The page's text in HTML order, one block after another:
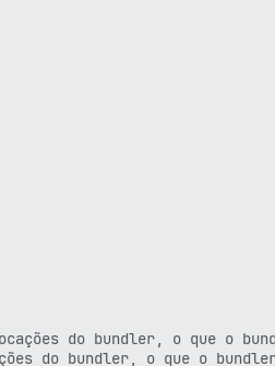
do bundler, o
do bundler, o que